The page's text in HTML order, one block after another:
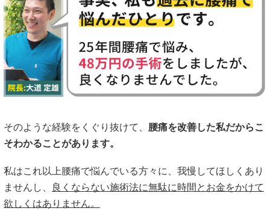
そのような経験をくぐり抜けて、 腰痛を改善した私だからこ
そわかることがあります。
私はこれ以上腰痛で悩んでいる方々に、我慢してほしくあり
ませんし、
良くならない施術法に無駄に時間とお金をかけて
欲しくはありません。